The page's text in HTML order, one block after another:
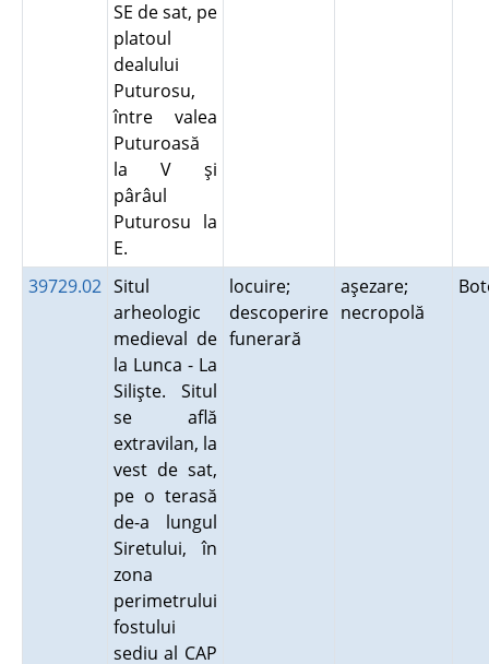
SE de sat, pe
platoul
dealului
Puturosu,
între valea
Puturoasă
la V şi
pârâul
Puturosu la
E.
39729.02 Situl
arheologic
medieval de
la Lunca - La
Silişte. Situl
se află
extravilan, la
vest de sat,
pe o terasă
de-a lungul
Siretului, în
zona
perimetrului
fostului
sediu al CAP
locuire;
descoperire
funerară
aşezare;
necropolă